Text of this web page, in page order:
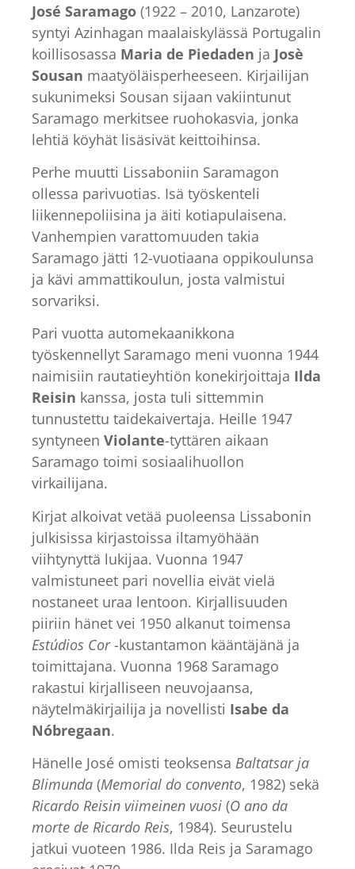
José Saramago (1922 – 2010, Lanzarote)
syntyi Azinhagan maalaiskylässä Portugalin
koillisosassa Maria de Piedaden ja Josè
Sousan maatyöläisperheeseen. Kirjailijan
sukunimeksi Sousan sijaan vakiintunut
Saramago merkitsee ruohokasvia, jonka
lehtiä köyhät lisäsivät keittoihinsa.
Perhe muutti Lissaboniin Saramagon
ollessa parivuotias. Isä työskenteli
liikennepoliisina ja äiti kotiapulaisena.
Vanhempien varattomuuden takia
Saramago jätti 12-vuotiaana oppikoulunsa
ja kävi ammattikoulun, josta valmistui
sorvariksi.
Pari vuotta automekaanikkona
työskennellyt Saramago meni vuonna 1944
naimisiin rautatieyhtiön konekirjoittaja Ilda
Reisin kanssa, josta tuli sittemmin
tunnustettu taidekaivertaja. Heille 1947
syntyneen Violante-tyttären aikaan
Saramago toimi sosiaalihuollon
virkailijana.
Kirjat alkoivat vetää puoleensa Lissabonin
julkisissa kirjastoissa iltamyöhään
viihtynyttä lukijaa. Vuonna 1947
valmistuneet pari novellia eivät vielä
nostaneet uraa lentoon. Kirjallisuuden
piiriin hänet vei 1950 alkanut toimensa
Estúdios Cor-kustantamon kääntäjänä ja
toimittajana. Vuonna 1968 Saramago
rakastui kirjalliseen neuvojaansa,
näytelmäkirjailija ja novellisti Isabe da
Nóbregaan.
Hänelle José omisti teoksensa Baltatsar ja
Blimunda (Memorial do convento, 1982) sekä
Ricardo Reisin viimeinen vuosi (O ano da
morte de Ricardo Reis, 1984). Seurustelu
jatkui vuoteen 1986. Ilda Reis ja Saramago